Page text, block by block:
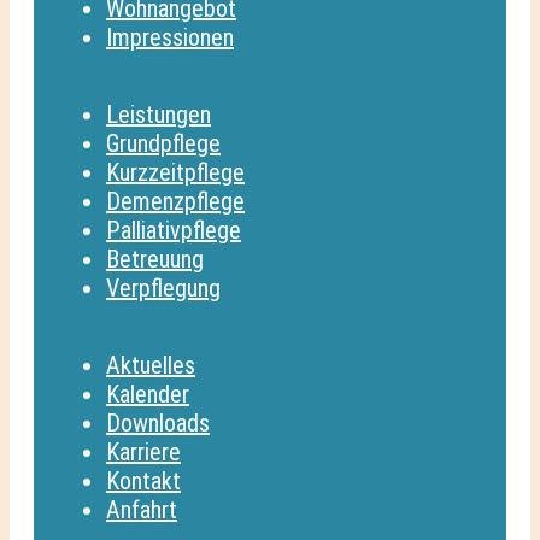
Wohnangebot
Impressionen
Leistungen
Grundpflege
Kurzzeitpflege
Demenzpflege
Palliativpflege
Betreuung
Verpflegung
Aktuelles
Kalender
Downloads
Karriere
Kontakt
Anfahrt